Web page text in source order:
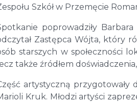
Szkół w Przemęcie
poprowadziły
Zastępca Wójta, który
starszych w społeczności
także źródłem
artystyczną przygotowały
Kruk. Młodzi artyści